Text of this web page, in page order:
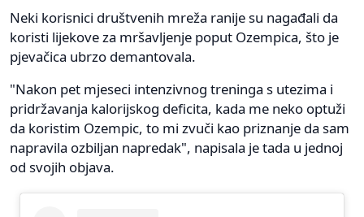
Neki korisnici društvenih mreža ranije su nagađali da
koristi lijekove za mršavljenje poput Ozempica, što je
pjevačica ubrzo demantovala.
"Nakon pet mjeseci intenzivnog treninga s utezima i
pridržavanja kalorijskog deficita, kada me neko optuži
da koristim Ozempic, to mi zvuči kao priznanje da sam
napravila ozbiljan napredak", napisala je tada u jednoj
od svojih objava.